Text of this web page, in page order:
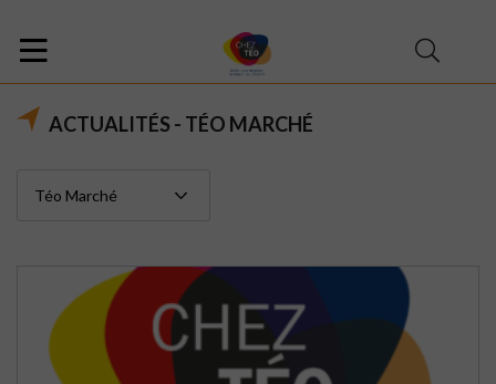
ACTUALITÉS - TÉO MARCHÉ